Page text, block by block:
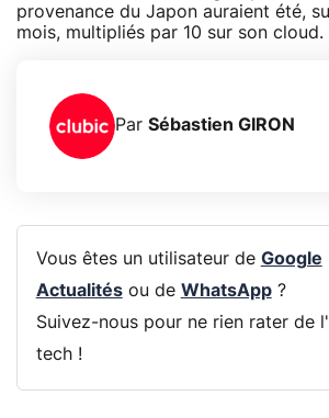
provenance du Japon auraient été,
mois, multipliés par 10 sur son cloud.
Par Sébastien GIRON
Vous êtes un utilisateur de Google
Actualitésou de WhatsApp?
Suivez-nous pour ne rien rater de
tech !